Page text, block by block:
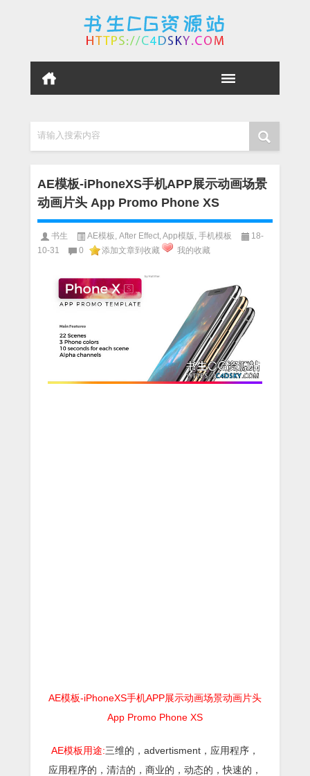
请输入搜索内容
AE模板-iPhoneXS手机APP展示动画场景
动画片头 App Promo Phone XS
书生 AE模板 After Effect App模版 手机模板
18-
10-31
0 添加文章到收藏 我的收藏
AE模板-iPhoneXS手机APP展示动画场景动画片头
App Promo Phone XS
AE模板用途:三维的，advertisment，应用程序，
应用程序的，清洁的，商业的，动态的，快速的，